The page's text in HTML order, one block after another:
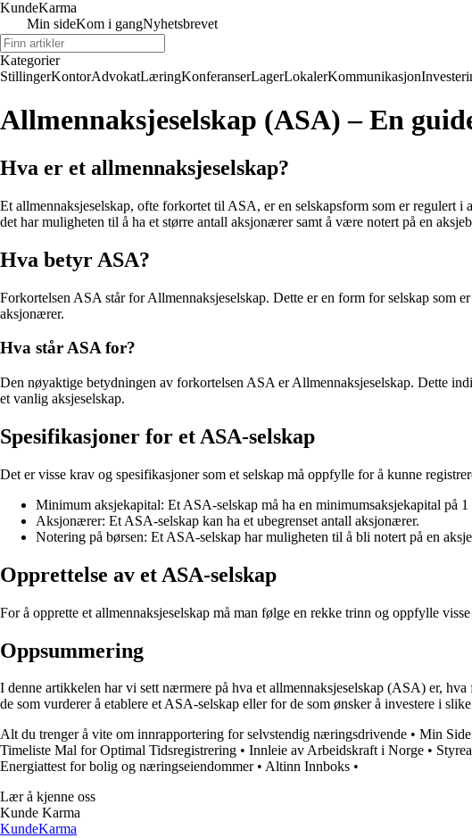
KundeKarma
Min sideKom i gangNyhetsbrevet
Kategorier
StillingerKontorAdvokatLæringKonferanserLagerLokalerKommunikasjon
Allmennaksjeselskap (ASA) – En
Hva er et allmennaksjeselskap?
Et allmennaksjeselskap, ofte forkortet til ASA, er en selskapsform som er regulert
det har muligheten til å ha et større antall aksjonærer samt å være notert på en
Hva betyr ASA?
Forkortelsen ASA står for Allmennaksjeselskap. Dette er en form for selskap som
aksjonærer.
Hva står ASA for?
Den nøyaktige betydningen av forkortelsen ASA er Allmennaksjeselskap. Dette
et vanlig aksjeselskap.
Spesifikasjoner for et ASA-selskap
Det er visse krav og spesifikasjoner som et selskap må oppfylle for å kunne
Minimum aksjekapital: Et ASA-selskap må ha en minimumsaksjekapital på
Aksjonærer: Et ASA-selskap kan ha et ubegrenset antall aksjonærer.
Notering på børsen: Et ASA-selskap har muligheten til å bli notert på en
Opprettelse av et ASA-selskap
For å opprette et allmennaksjeselskap må man følge en rekke trinn og oppfylle
Oppsummering
I denne artikkelen har vi sett nærmere på hva et allmennaksjeselskap (ASA) er,
de som vurderer å etablere et ASA-selskap eller for de som ønsker å investere i slike
Alt du trenger å vite om innrapportering for selvstendig næringsdrivende • Min
Timeliste Mal for Optimal Tidsregistrering • Innleie av Arbeidskraft i Norge •
Energiattest for bolig og næringseiendommer• Altinn Innboks •
Lær å kjenne oss
Kunde Karma
KundeKarma